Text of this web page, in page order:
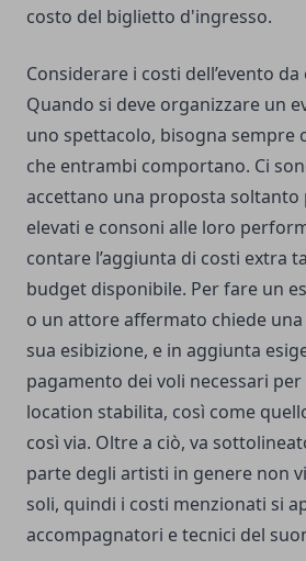
costo del biglietto d'ingresso.
Considerare i costi dell’evento
Quando si deve organizzare un
uno spettacolo, bisogna sempre
che entrambi comportano. Ci
accettano una proposta soltanto
elevati e consoni alle loro
contare l’aggiunta di costi extra
budget disponibile. Per fare un
o un attore affermato chiede
sua esibizione, e in aggiunta
pagamento dei voli necessari
location stabilita, così come
così via. Oltre a ciò, va
parte degli artisti in genere non
soli, quindi i costi menzionati si
accompagnatori e tecnici del